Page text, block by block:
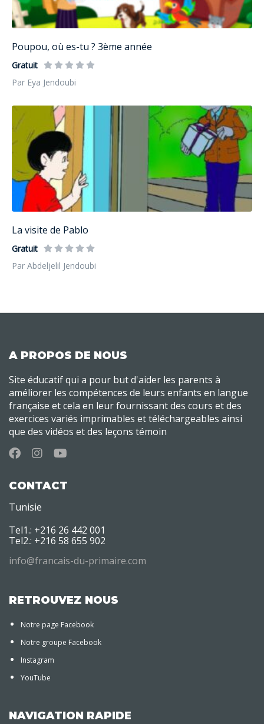
Poupou, où es-tu ? 3ème année
Gratuit
Par Eya Jendoubi
La visite de Pablo
Gratuit
Par Abdeljelil Jendoubi
A PROPOS DE NOUS
Site éducatif qui a pour but d'aider les parents à
améliorer les compétences de leurs enfants en langue
française et cela en leur fournissant des cours et des
exercices variés imprimables et téléchargeables ainsi
que des vidéos et des leçons témoin
CONTACT
Tunisie
Tel1.: +216 26 442 001
Tel2.: +216 58 655 902
info@francais-du-primaire.com
RETROUVEZ NOUS
Notre page Facebook
Notre groupe Facebook
Instagram
YouTube
NAVIGATION RAPIDE